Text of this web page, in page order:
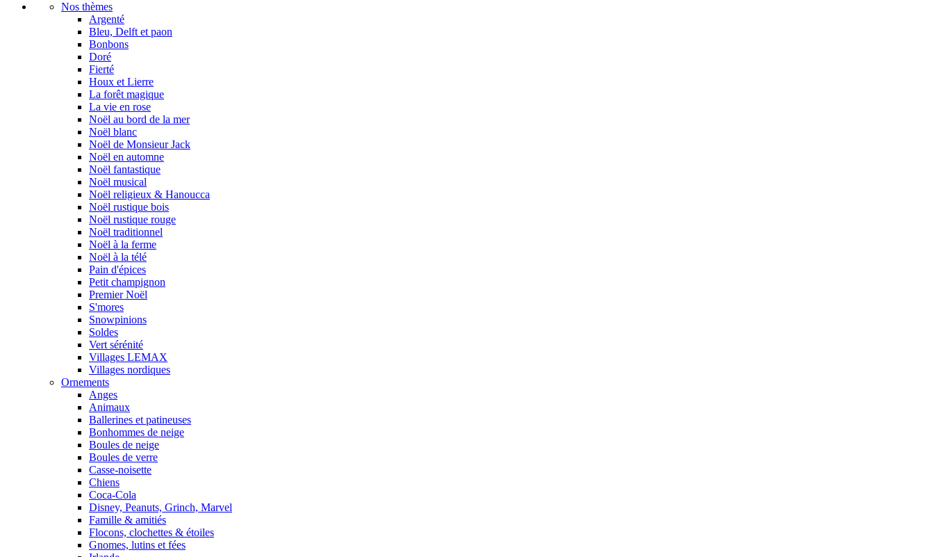
Nos thèmes
Argenté
Bleu, Delft et paon
Bonbons
Doré
Fierté
Houx et Lierre
La forêt magique
La vie en rose
Noël au bord de la mer
Noël blanc
Noël de Monsieur Jack
Noël en automne
Noël fantastique
Noël musical
Noël religieux & Hanoucca
Noël rustique bois
Noël rustique rouge
Noël traditionnel
Noël à la ferme
Noël à la télé
Pain d'épices
Petit champignon
Premier Noël
S'mores
Snowpinions
Soldes
Vert sérénité
Villages LEMAX
Villages nordiques
Ornements
Anges
Animaux
Ballerines et patineuses
Bonhommes de neige
Boules de neige
Boules de verre
Casse-noisette
Chiens
Coca-Cola
Disney, Peanuts, Grinch, Marvel
Famille & amitiés
Flocons, clochettes & étoiles
Gnomes, lutins et fées